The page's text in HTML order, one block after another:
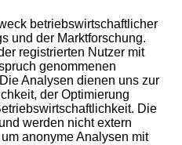
betriebswirtschaftlicher
und der Marktforschung.
registrierten Nutzer mit
genommenen
Analysen dienen uns zur
der Optimierung
Die
werden nicht extern
anonyme Analysen mit